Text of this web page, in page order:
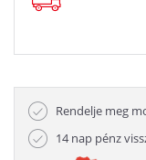
Rendelje meg
14 nap pénz